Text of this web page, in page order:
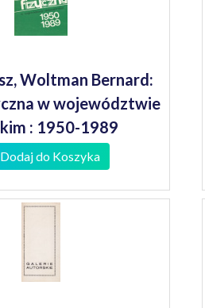
Woltman Bernard:
w województwie
: 1950-1989
Dodaj do Koszyka